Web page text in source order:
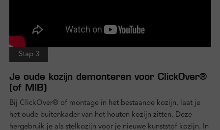
Stap 3
Je oude kozijn demonteren voor ClickOver®
(of MIB)
Bij ClickOver® of montage in het bestaande kozijn, laat je
het oude buitenkader van het houten kozijn zitten. Deze
hergebruik je als stelkozijn voor je nieuwe kunststof kozijn. In